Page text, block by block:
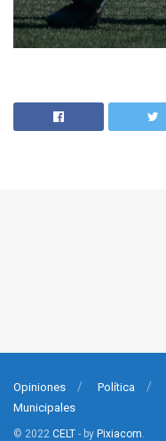
Opiniones Política
Municipales
© 2022 CELT - by Pixiacom